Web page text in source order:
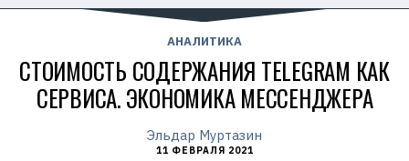
АНАЛИТИКА
СТОИМОСТЬ СОДЕРЖАНИЯ TELEGRAM КАК
СЕРВИСА. ЭКОНОМИКА МЕССЕНДЖЕРА
Эльдар Муртазин
11 ФЕВРАЛЯ 2021